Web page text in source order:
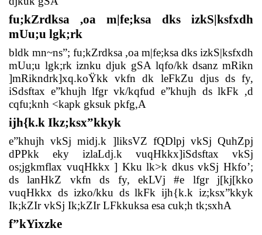
fu;kZrdksa ,oa m|fe;ksa dks izkS|ksfxdh
mUu;u lgk;rk
bldk mn~ns”; fu;kZrdksa ,oa m|fe;ksa dks izkS|ksfxdh
mUu;u lgk;rk iznku djuk gSA lqfo/kk dsanz mRikn
]mRikndrk]xq.koŸkk vkfn dk leFkZu djus ds fy,
iSdsftax e”khujh lfgr vk/kqfud e”khujh ds lkFk ,d
cqfu;knh <kapk gksuk pkfg,A
ijh{k.k Ikz;ksx”kkyk
e”khujh vkSj midj.k ]liksVZ fQDlpj vkSj QuhZpj
dPPkk eky izlaLdj.k vuqHkkx]iSdsftax vkSj
os;jgkmflax vuqHkkx ] Kku lk>k dkus vkSj Hkfo’;
ds lanHkZ vkfn ds fy, ekLVj #e lfgr j[kj[kko
vuqHkkx ds izko/kku ds lkFk ijh{k.k iz;ksx”kkyk
Ik;kZIr vkSj Ik;kZIr LFkkuksa esa cuk;h tk;sxhA
f”kYixzke